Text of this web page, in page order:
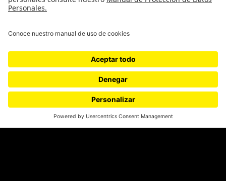
¿Quiénes somos?
Podcasts
Ediciones especiales